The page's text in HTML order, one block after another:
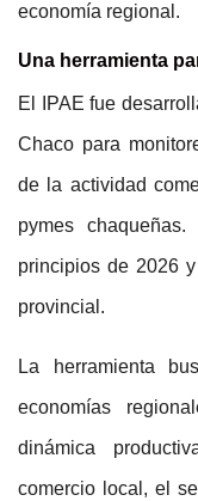
economía regional.
Una herramienta
El IPAE fue
Chaco para
de la actividad
pymes
principios de 2026
provincial.
La herramienta
economías
dinámica
comercio local, el